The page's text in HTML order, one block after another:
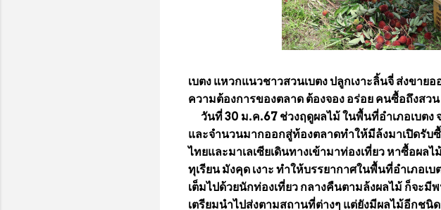
เบตง แหวกแนวชาวสวนเบตง ปลูกเงาะลิ้นจี่ ส่งขาย
ความต้องการของตลาด ต้องจอง อร่อย คนซื้อถึงสวน
วันที่ 30 ม.ค.67 ช่วงฤดูผลไม้ ในพื้นที่อำเภอเบตง
และจำนวนมากออกสู่ท้องตลาดทำให้มีล้งมาเปิดรับ
ไทยและมาเลเซียเดินทางเข้ามาท่องเที่ยว หาซื้อผ
ทุเรียน มังคุด เงาะ ทำให้บรรยากาศในพื้นที่อำเภอเ
เต็มไปด้วยนักท่องเที่ยว กลางคืนตามล้งผลไม้ ก็จะ
เตรียมนำไปส่งตามสถานที่ต่างๆ แต่ยังมีผลไม้อีกช